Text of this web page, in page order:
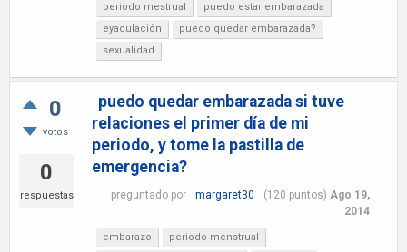
periodo mestrual
puedo estar embarazada
eyaculación
puedo quedar embarazada?
sexualidad
0
votos
0
respuestas
puedo quedar embarazada si tuve
relaciones el primer día de mi
periodo, y tome la pastilla de
emergencia?
preguntado por margaret30 (120 puntos) Ago 19,
2014
embarazo
periodo menstrual